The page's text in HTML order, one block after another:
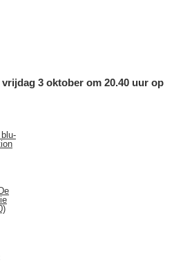
3 oktober om 20.40 uur op